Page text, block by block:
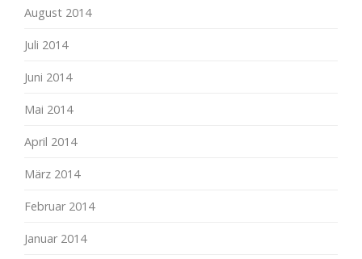
August 2014
Juli 2014
Juni 2014
Mai 2014
April 2014
März 2014
Februar 2014
Januar 2014